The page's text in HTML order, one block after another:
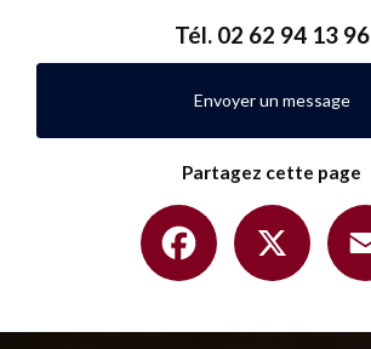
Tél. 02 62 94 13 96
Envoyer un message
Partagez cette page
Facebook